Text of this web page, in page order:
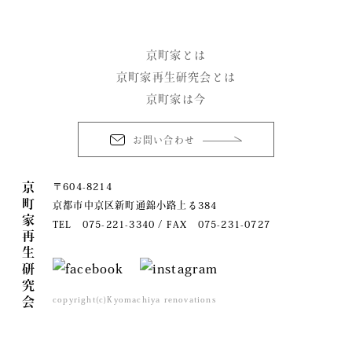
京町家とは
京町家再生研究会とは
京町家は今
お問い合わせ
京町家再生研究会
〒604-8214
京都市中京区新町通錦小路上る384
TEL 075-221-3340 / FAX 075-231-0727
copyright(c)Kyomachiya renovations